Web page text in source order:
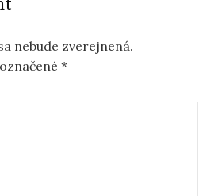
nebude zverejnená.
*